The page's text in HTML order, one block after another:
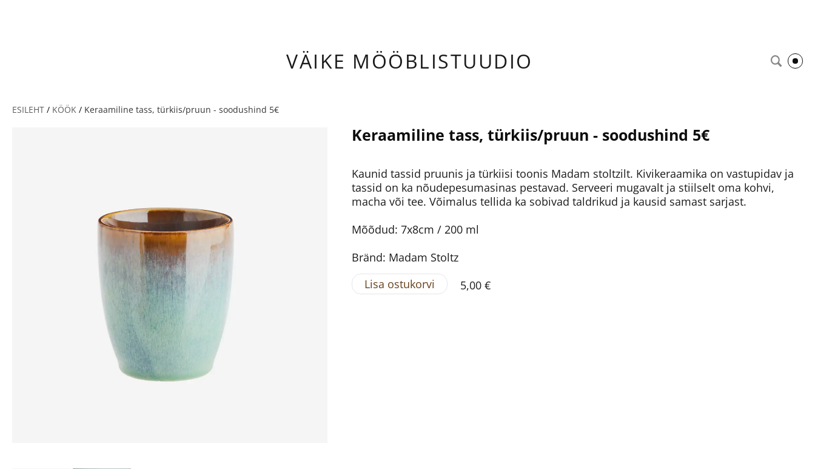
VÄIKE MÖÖBLISTUUDIO
ESILEHT / KÖÖK / Keraamiline tass, türkiis/pruun - soodushind 5€
Keraamiline tass, türkiis/pruun - soodushind 5€
Kaunid tassid pruunis ja türkiisi toonis Madam stoltzilt. Kivikeraamika on vastupidav ja
tassid on ka nõudepesumasinas pestavad. Serveeri mugavalt ja stiilselt oma kohvi,
macha või tee. Võimalus tellida ka sobivad taldrikud ja kausid samast sarjast.
Mõõdud: 7x8cm / 200 ml
Bränd: Madam Stoltz
Lisa ostukorvi
5,00 €